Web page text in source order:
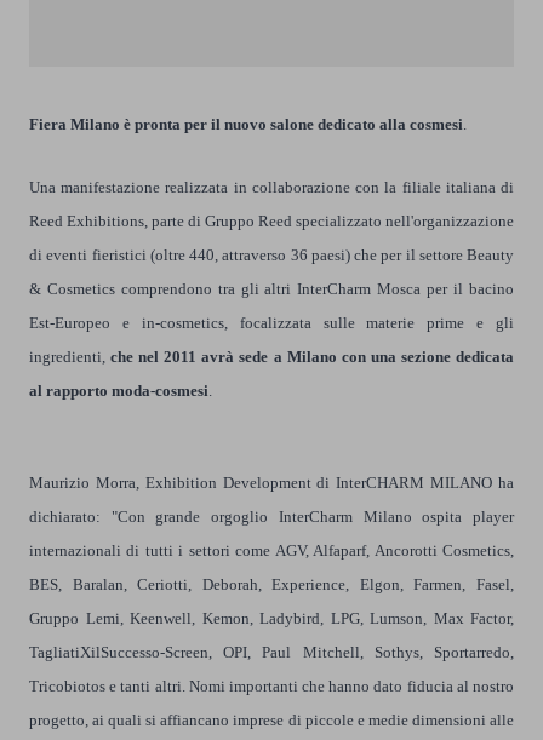
Fiera Milano è pronta per il nuovo salone dedicato alla cosmesi
Una manifestazione realizzata in collaborazione con la filiale italiana di
Reed Exhibitions, parte di Gruppo Reed specializzato nell'organizzazione
di eventi fieristici (oltre 440, attraverso 36 paesi) che per il settore Beauty
& Cosmetics comprendono tra gli altri InterCharm Mosca per il bacino
Est-Europeo e in-cosmetics, focalizzata sulle materie prime e gli
ingredienti,che nel 2011 avrà sede a Milano con una sezione dedicata
al rapporto moda-cosmesi
Maurizio Morra, Exhibition Development di InterCHARM MILANO ha
dichiarato: "Con grande orgoglio InterCharm Milano ospita player
internazionali di tutti i settori come AGV, Alfaparf, Ancorotti Cosmetics,
BES, Baralan, Ceriotti, Deborah, Experience, Elgon, Farmen, Fasel,
Gruppo Lemi, Keenwell, Kemon, Ladybird, LPG, Lumson, Max Factor,
TagliatiXilSuccesso-Screen, OPI, Paul Mitchell, Sothys, Sportarredo,
Tricobiotos e tanti altri. Nomi importanti che hanno dato fiducia al nostro
progetto, ai quali si affiancano imprese di piccole e medie dimensioni alle